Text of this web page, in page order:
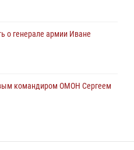
о генерале армии Иване
командиром ОМОН Сергеем